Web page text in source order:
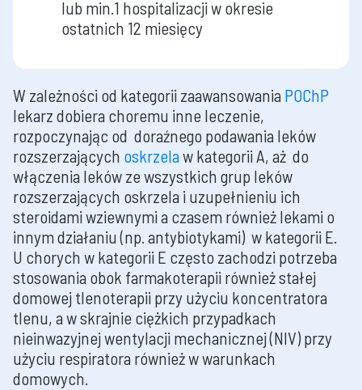
lub min.1 hospitalizacji w okresie
ostatnich 12 miesięcy
W zależności od kategorii zaawansowania POChP
lekarz dobiera choremu inne leczenie,
rozpoczynając od doraźnego podawania leków
rozszerzających oskrzelaw kategorii A, aż do
włączenia leków ze wszystkich grup leków
rozszerzających oskrzela i uzupełnieniu ich
steroidami wziewnymi a czasem również lekami o
innym działaniu (np. antybiotykami) w kategorii E.
U chorych w kategorii E często zachodzi potrzeba
stosowania obok farmakoterapii również stałej
domowej tlenoterapii przy użyciu koncentratora
tlenu, a w skrajnie ciężkich przypadkach
nieinwazyjnej wentylacji mechanicznej (NIV) przy
użyciu respiratora również w warunkach
domowych.